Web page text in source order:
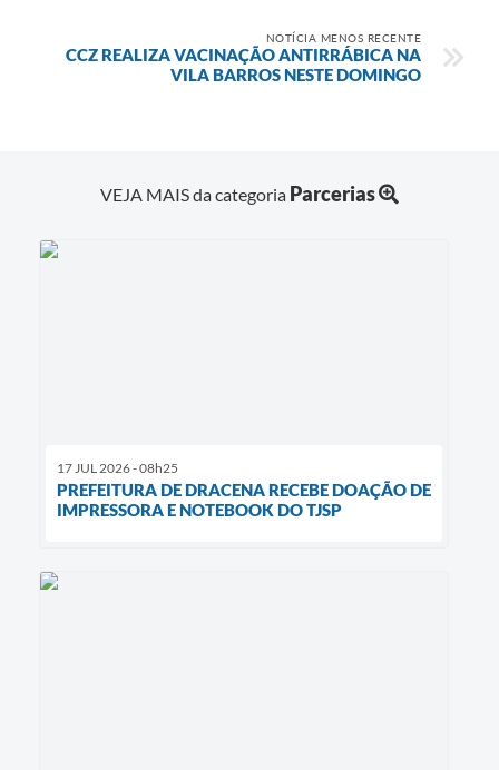
NOTÍCIA MENOS RECENTE
CCZ REALIZA VACINAÇÃO ANTIRRÁBICA NA
VILA BARROS NESTE DOMINGO
VEJA MAIS da categoria Parcerias
17 JUL 2026 - 08h25
PREFEITURA DE DRACENA RECEBE DOAÇÃO DE
IMPRESSORA E NOTEBOOK DO TJSP